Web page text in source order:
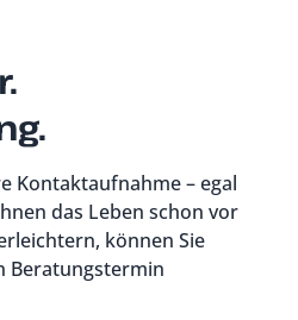
Kontaktaufnahme – egal
das Leben schon vor
können Sie
Beratungstermin